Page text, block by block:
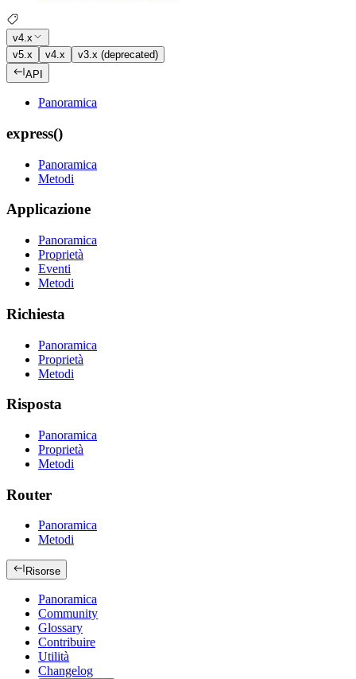
v4.x
v5.x
v4.x
v3.x (deprecated)
API
Panoramica
express()
Panoramica
Metodi
Applicazione
Panoramica
Proprietà
Eventi
Metodi
Richiesta
Panoramica
Proprietà
Metodi
Risposta
Panoramica
Proprietà
Metodi
Router
Panoramica
Metodi
Risorse
Panoramica
Community
Glossary
Contribuire
Utilità
Changelog